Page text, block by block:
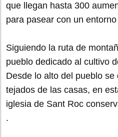
que llegan hasta 300
para pasear con un
Siguiendo la ruta de
pueblo dedicado al cultivo
Desde lo alto del pueblo
tejados de las casas, en
iglesia de Sant Roc
.